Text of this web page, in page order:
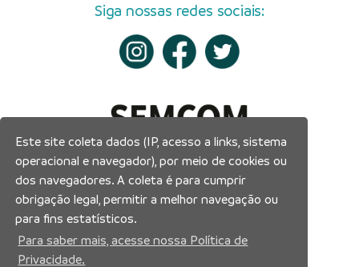
Siga nossas redes sociais:
Este site coleta dados (IP, acesso a links, sistema
operacional e navegador), por meio de cookies ou
dos navegadores. A coleta é para cumprir
obrigação legal, permitir a melhor navegação ou
para fins estatísticos.
Para saber mais, acesse nossa Política de
Privacidade.